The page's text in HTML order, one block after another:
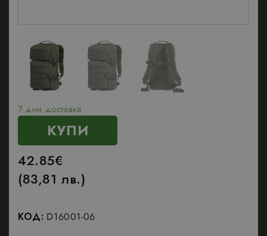
7 дни доставка
КУПИ
42.85€
(83,81 лв.)
КОД: D16001-06